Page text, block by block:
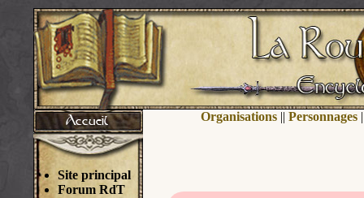
Site principal
Forum RdT
Organisations|| Personnages